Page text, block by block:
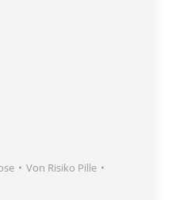
Von Risiko Pille